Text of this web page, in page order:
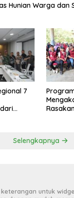
Hunian Warga dan
7
Selengkapnya
untuk